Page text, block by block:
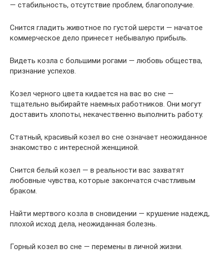
— стабильность, отсутствие проблем, благополучие.
Снится гладить животное по густой шерсти — начатое
коммерческое дело принесет небывалую прибыль.
Видеть козла с большими рогами — любовь общества,
признание успехов.
Козел черного цвета кидается на вас во сне —
тщательно выбирайте наемных работников. Они могут
доставить хлопоты, некачественно выполнить работу.
Статный, красивый козел во сне означает неожиданное
знакомство с интересной женщиной.
Снится белый козел — в реальности вас захватят
любовные чувства, которые закончатся счастливым
браком.
Найти мертвого козла в сновидении — крушение надежд,
плохой исход дела, неожиданная болезнь.
Горный козел во сне — перемены в личной жизни.